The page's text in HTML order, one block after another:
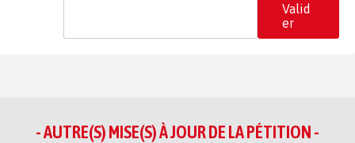
Valid
er
- AUTRE(S) MISE(S) À JOUR DE LA PÉTITION -